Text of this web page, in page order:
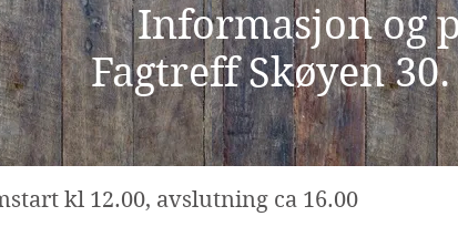
Informasjon og
Fagtreff Skøyen
kl 12.00, avslutning ca 16.00